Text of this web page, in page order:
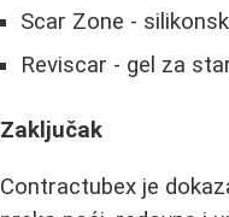
Scar Zone -
Reviscar - gel za
Zaključak
Contractubex je